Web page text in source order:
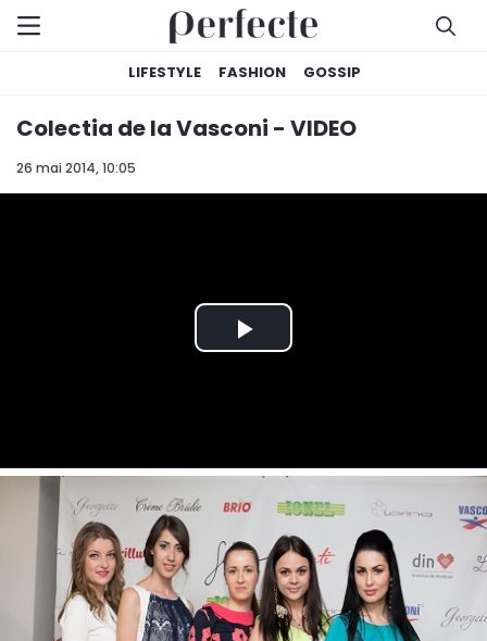
LIFESTYLE FASHION GOSSIP
26 mai 2014, 10:05
Colectia de la Vasconi - VIDEO